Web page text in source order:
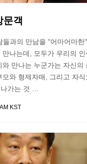
문객
과의 만남을 "어마어마한
나는데, 모두가 우리의
와 만나는 누군가는 자신의
와 형제자매, 그리고 자
나가는 것 …
KST